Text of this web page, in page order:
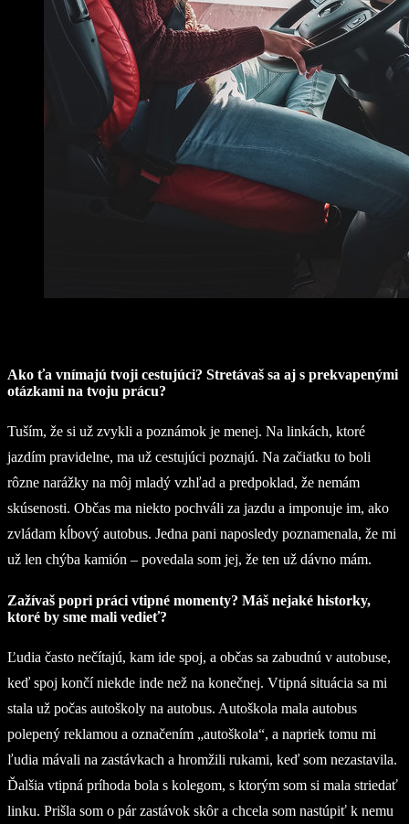
Ako ťa vnímajú tvoji cestujúci? Stretávaš sa aj s prekvapenými
otázkami na tvoju prácu?
Tuším, že si už zvykli a poznámok je menej. Na linkách, ktoré
jazdím pravidelne, ma už cestujúci poznajú. Na začiatku to boli
rôzne narážky na môj mladý vzhľad a predpoklad, že nemám
skúsenosti. Občas ma niekto pochváli za jazdu a imponuje im, ako
zvládam kĺbový autobus. Jedna pani naposledy poznamenala, že mi
už len chýba kamión – povedala som jej, že ten už dávno mám.
Zažívaš popri práci vtipné momenty? Máš nejaké historky,
ktoré by sme mali vedieť?
Ľudia často nečítajú, kam ide spoj, a občas sa zabudnú v autobuse,
keď spoj končí niekde inde než na konečnej. Vtipná situácia sa mi
stala už počas autoškoly na autobus. Autoškola mala autobus
polepený reklamou a označením „autoškola“, a napriek tomu mi
ľudia mávali na zastávkach a hromžili rukami, keď som nezastavila.
Ďalšia vtipná príhoda bola s kolegom, s ktorým som si mala striedať
linku. Prišla som o pár zastávok skôr a chcela som nastúpiť k nemu